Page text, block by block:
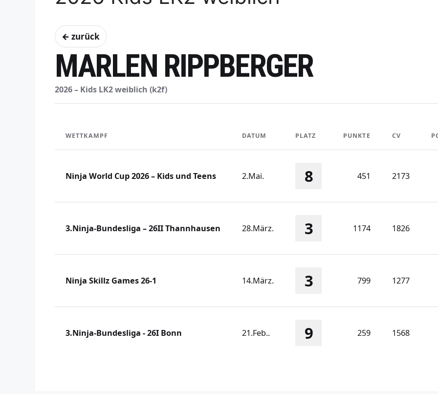
← zurück
MARLEN RIPPBERGER
2026 – Kids LK2 weiblich (k2f)
WETTKAMPF DATUM PLATZ PUNKTE CV
Ninja World Cup 2026 – Kids und Teens 2.Mai. 8 451 2173
3.Ninja-Bundesliga – 26II Thannhausen 28.März. 3 1174 1826
Ninja Skillz Games 26-1 14.März. 3 799 1277
3.Ninja-Bundesliga - 26I Bonn 21.Feb.. 9 259 1568